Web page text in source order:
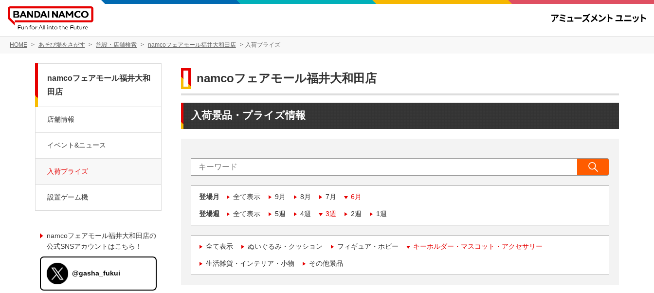
HOME あそび場をさがす 施設・店舗検索 namcoフェアモール福井大和田店 入荷プライズ
namcoフェアモール福井大和田店
入荷景品・プライズ情報
登場月 全て表示 9月 8月 7月 6月
登場週 全て表示 5週 4週 3週 2週 1週
全て表示 ぬいぐるみ・クッション フィギュア・ホビー キーホルダー・マスコット・アクセサリー
生活雑貨・インテリア・小物 その他景品
namcoフェアモール福井大和
田店
店舗情報
イベント&ニュース
入荷プライズ
設置ゲーム機
namcoフェアモール福井大和田店の
公式SNSアカウントはこちら！
@gasha_fukui